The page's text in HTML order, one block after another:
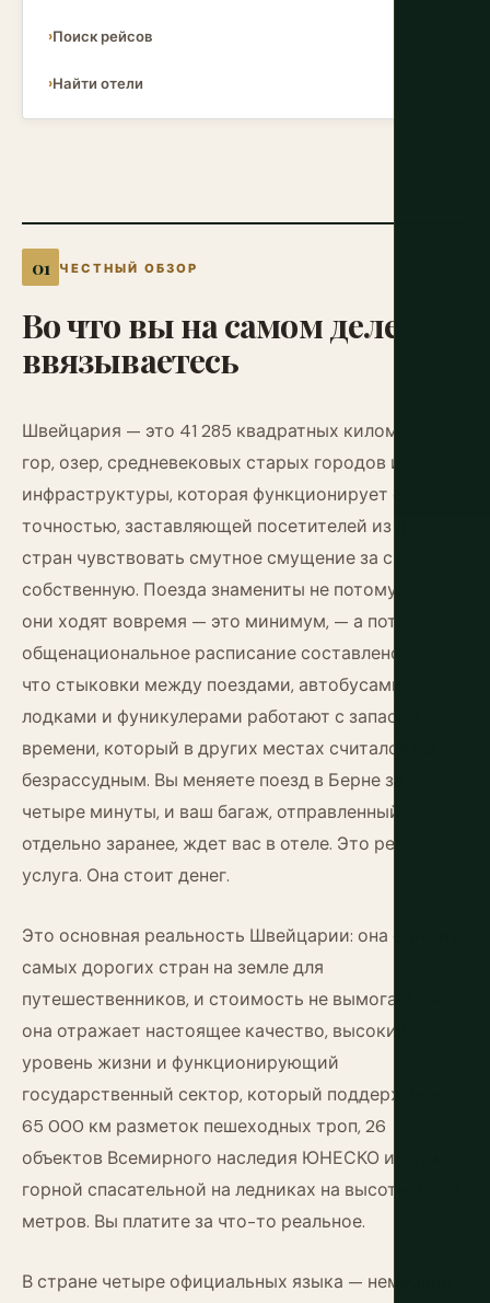
ЧЕСТНЫЙ ОБЗОР
Вочтовынасамом деле
ввязываетесь
Швейцария — это 41 285 квадратных километров
гор, озер, средневековых старых городов и
инфраструктуры, которая функционирует с
точностью, заставляющей посетителей из других
стран чувствовать смутное смущение за свою
собственную. Поезда знамениты не потому, что
они ходят вовремя — это минимум, — а потому, что
общенациональное расписание составлено так,
что стыковки между поездами, автобусами,
лодками и фуникулерами работают с запасом
времени, который в других местах считался бы
безрассудным. Вы меняете поезд в Берне за
четыре минуты, и ваш багаж, отправленный
отдельно заранее, ждет вас в отеле. Это реальная
услуга. Она стоит денег.
Это основная реальность Швейцарии: она одна из
самых дорогих стран на земле для
путешественников, и стоимость не вымогаемая —
она отражает настоящее качество, высокий
уровень жизни и функционирующий
государственный сектор, который поддерживает
65 000 км разметок пешеходных троп, 26
объектов Всемирного наследия ЮНЕСКО и службы
горной спасательной на ледниках на высоте 4000
метров. Вы платите за что-то реальное.
В стране четыре официальных языка — немецкий,
Поиск рейсов
Найти отели